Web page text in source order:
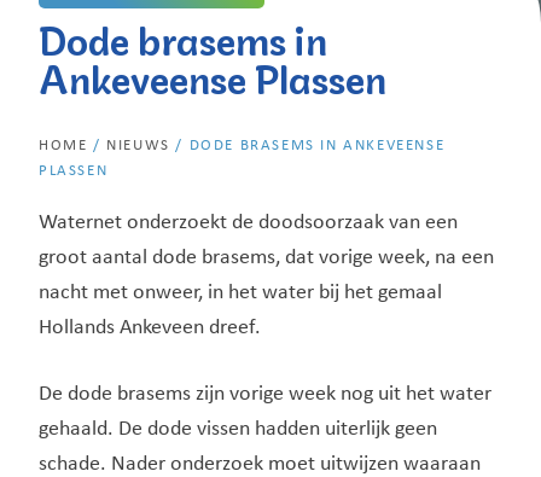
Dode brasems in
Ankeveense Plassen
HOME / NIEUWS /
DODE BRASEMS IN ANKEVEENSE
PLASSEN
Waternet onderzoekt de doodsoorzaak van een
groot aantal dode brasems, dat vorige week, na een
nacht met onweer, in het water bij het gemaal
Hollands Ankeveen dreef.
De dode brasems zijn vorige week nog uit het water
gehaald. De dode vissen hadden uiterlijk geen
schade. Nader onderzoek moet uitwijzen waaraan